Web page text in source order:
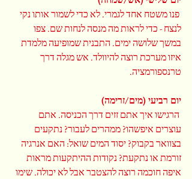
פנו משטח אחד לגמרי. לא כדי לשמור אותו נקי
לנצח - כדי לראות מה מנסה לנחות שם. צפו
במשך שלושה ימים. התבנית שמופיעה מלמדת
איזו מערכת רוצה להיוולד. אש מגלה דרך
טרנספורמציה.
יום רביעי (מים/זרימה)
הרגישו איך אתם זזים דרך הכניסה. אתם
עוצרים איפשהו? ממהרים לעבור? נתקעים
בצוואר בקבוק? יסוד המים שואל: האם אנרגיה
זורמת או נתקעת? נקודות ההיתקעות מראות
איפה חוכמה רוצה להצטבר אבל לא יכולה. שימו